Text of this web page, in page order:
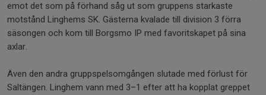
emot det som på förhand såg ut som gruppens starkaste
motstånd Linghems SK. Gästerna kvalade till division 3 förra
säsongen och kom till Borgsmo IP med favoritskapet på sina
axlar.
Även den andra gruppspelsomgången slutade med förlust för
Saltängen. Linghem vann med 3–1 efter att ha kopplat greppet